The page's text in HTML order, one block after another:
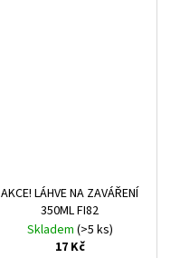
AKCE! LÁHVE NA ZAVÁŘENÍ
350ML FI82
Skladem (>5 ks)
17 Kč